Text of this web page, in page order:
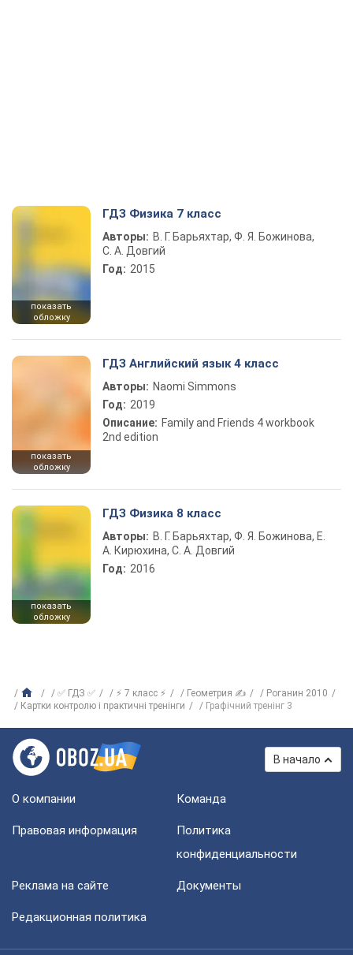
показать
обложку
ГДЗ Физика 7 класс
Авторы: В. Г. Барьяхтар, Ф. Я. Божинова,
С. А. Довгий
Год: 2015
показать
обложку
ГДЗ Английский язык 4 класс
Авторы: Naomi Simmons
Год: 2019
Описание: Family and Friends 4 workbook
2nd edition
показать
обложку
ГДЗ Физика 8 класс
Авторы: В. Г. Барьяхтар, Ф. Я. Божинова, Е.
А. Кирюхина, С. А. Довгий
Год: 2016
✅ ГДЗ ✅ ⚡ 7 класс ⚡ Геометрия ✍
Роганин 2010
Картки контролю і практичні тренінги
Графічний тренінг 3
В начало
О компании Команда
Правовая информация
Политика
конфиденциальности
Реклама на сайте Документы
Редакционная политика